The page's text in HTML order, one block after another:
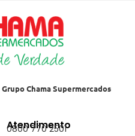
Grupo Chama Supermercados
Atendimento
0800 770 2501